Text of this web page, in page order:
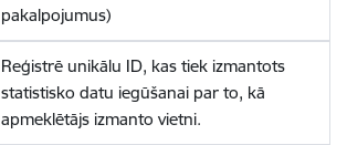
pakalpojumus)
Reģistrē unikālu ID, kas tiek izmantots
statistisko datu iegūšanai par to, kā
apmeklētājs izmanto vietni.